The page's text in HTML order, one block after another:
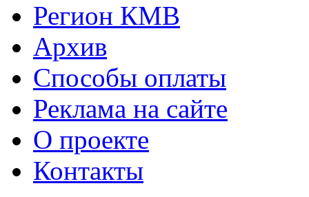
Регион КМВ
Архив
Способы оплаты
Реклама на сайте
О проекте
Контакты